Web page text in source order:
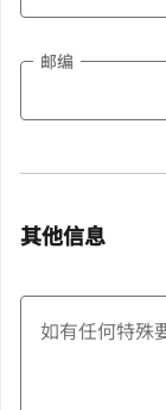
邮编
其他信息